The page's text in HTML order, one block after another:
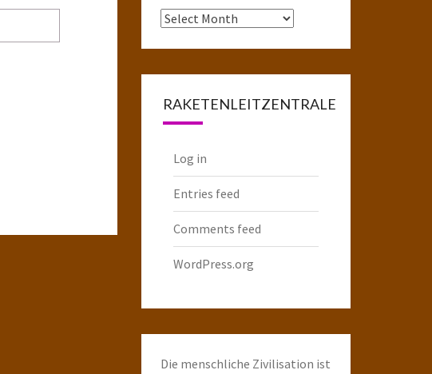
Das
RAKETENLEITZENTRALE
Log in
Entries feed
Comments feed
WordPress.org
Die menschliche Zivilisation ist